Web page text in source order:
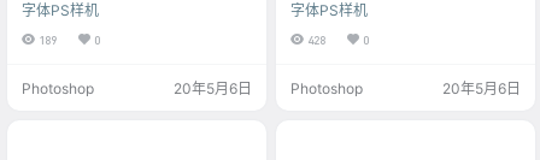
字体PS样机
189 0
Photoshop 20年5月6日
字体PS样机
428 0
Photoshop 20年5月6日